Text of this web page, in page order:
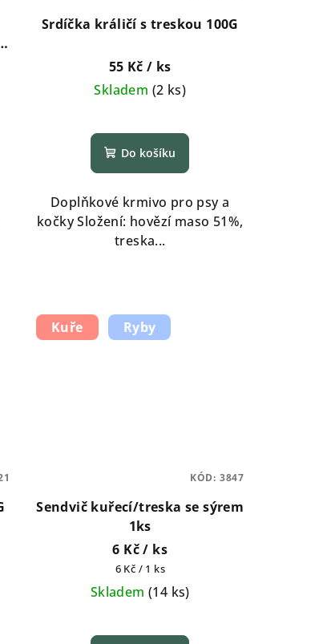
Srdíčka králičí s treskou 100G
55 Kč/ ks
Skladem (2 ks)
Do košíku
Doplňkové krmivo pro psy a
kočky Složení: hovězí maso 51%,
treska...
Kuře Ryby
Sendvič kuřecí/treska se sýrem
1ks
6 Kč/ ks
Měrná
cena:
6 Kč / 1 ks
Skladem (14 ks)
KÓD: 3847